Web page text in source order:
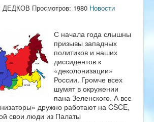
ДЕДКОВ Просмотров: 1980 Новости
С начала года слышны
призывы западных
политиков и наших
диссидентов к
«деколонизации»
России. Громче всех
шумят в окружении
пана Зеленского. А все
дружно работают на CSCE,
свои люди из Палаты